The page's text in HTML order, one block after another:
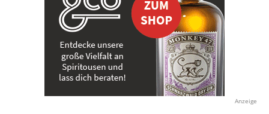
Anzeige